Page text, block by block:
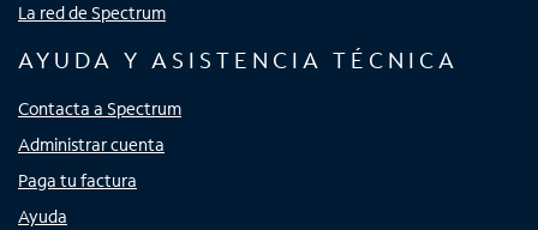
La red de Spectrum
AYUDA Y ASISTENCIA TÉCNICA
Contacta a Spectrum
Administrar cuenta
Paga tu factura
Ayuda